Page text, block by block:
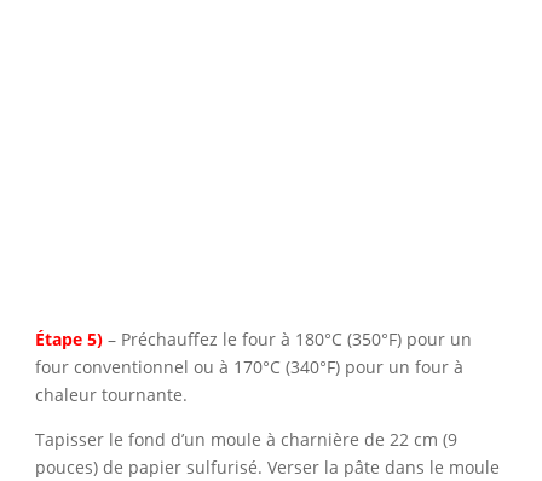
Étape 5) – Préchauffez le four à 180°C (350°F) pour un
four conventionnel ou à 170°C (340°F) pour un four à
chaleur tournante.
Tapisser le fond d’un moule à charnière de 22 cm (9
pouces) de papier sulfurisé. Verser la pâte dans le moule